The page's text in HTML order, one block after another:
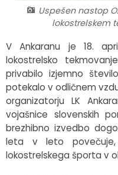
Uspešen nastop
lokostrelskem
V Ankaranu je 18.
lokostrelsko
privabilo izjemno
potekalo v odličnem
organizatorju LK
vojašnice slovenskih
brezhibno izvedbo
leta v leto
lokostrelskega športa v
Fotogalerija
Občinska volilna komisija
Medobčinski inšpektorat
Koledar dogodkov
Zapore cest
Okoljski podatki
Lokalne volitve
Strateški dokumenti
Katalog informacij